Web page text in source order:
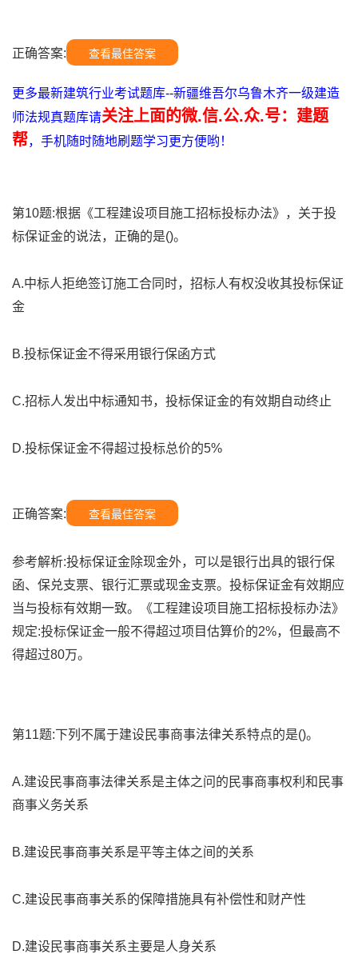
正确答案: 查看最佳答案
更多最新建筑行业考试题库--新疆维吾尔乌鲁木齐一级建造
师法规真题库请关注上面的微.信.公.众.号：建题
帮，手机随时随地刷题学习更方便哟！
第10题:根据《工程建设项目施工招标投标办法》，关于投
标保证金的说法，正确的是()。
A.中标人拒绝签订施工合同时，招标人有权没收其投标保证
金
B.投标保证金不得采用银行保函方式
C.招标人发出中标通知书，投标保证金的有效期自动终止
D.投标保证金不得超过投标总价的5%
正确答案: 查看最佳答案
参考解析:投标保证金除现金外，可以是银行出具的银行保
函、保兑支票、银行汇票或现金支票。投标保证金有效期应
当与投标有效期一致。《工程建设项目施工招标投标办法》
规定:投标保证金一般不得超过项目估算价的2%，但最高不
得超过80万。
第11题:下列不属于建设民事商事法律关系特点的是()。
A.建设民事商事法律关系是主体之问的民事商事权利和民事
商事义务关系
B.建设民事商事关系是平等主体之间的关系
C.建设民事商事关系的保障措施具有补偿性和财产性
D.建设民事商事关系主要是人身关系